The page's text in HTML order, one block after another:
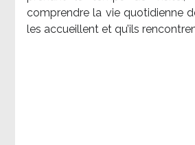
comprendre la vie quotidienne
les accueillent et qu’ils